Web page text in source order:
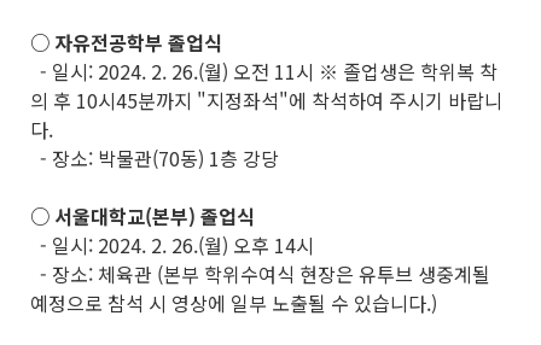
○ 자유전공학부 졸업식
- 일시: 2024. 2. 26.(월) 오전 11시 ※ 졸업생은 학위복 착
의 후 10시45분까지 "지정좌석"에 착석하여 주시기 바랍니
다.
- 장소: 박물관(70동) 1층 강당
○ 서울대학교(본부) 졸업식
- 일시: 2024. 2. 26.(월) 오후 14시
- 장소: 체육관 (본부 학위수여식 현장은 유투브 생중계될
예정으로 참석 시 영상에 일부 노출될 수 있습니다.)